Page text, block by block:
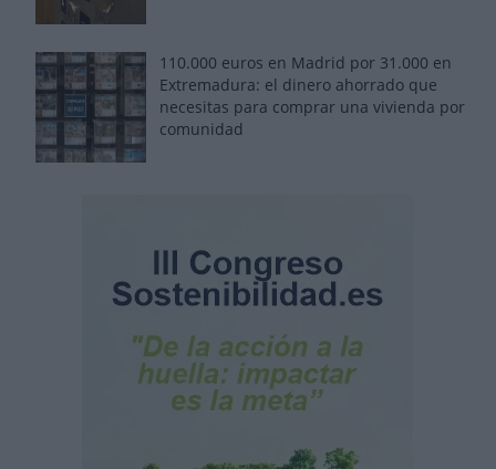
110.000 euros en Madrid por 31.000 en
Extremadura: el dinero ahorrado que
necesitas para comprar una vivienda por
comunidad